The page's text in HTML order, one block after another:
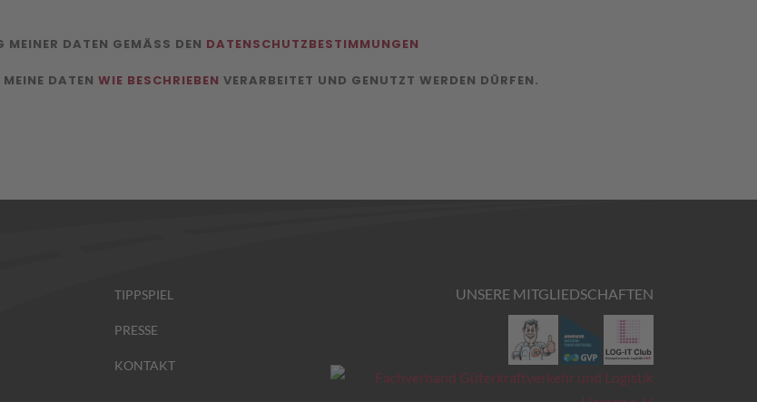
MEINER DATEN GEMÄSS DEN DATENSCHUTZBESTIMMUNGEN
DATEN WIE BESCHRIEBEN VERARBEITET UND GENUTZT WERDEN DÜRFEN.
TIPPSPIEL
PRESSE
KONTAKT
UNSERE MITGLIEDSCHAFTEN